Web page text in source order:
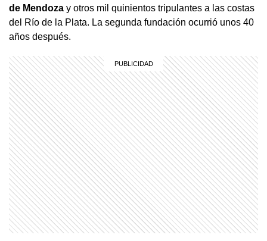
de Mendoza y otros mil quinientos tripulantes a las costas
del Río de la Plata. La segunda fundación ocurrió unos 40
años después.